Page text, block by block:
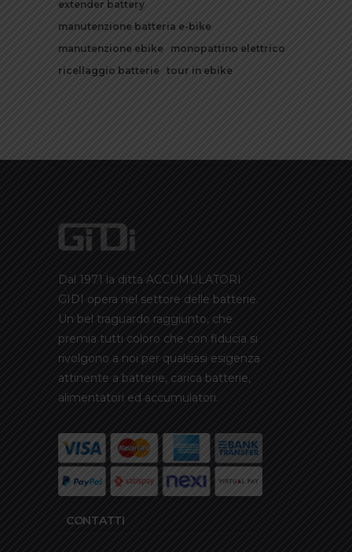
extender battery
manutenzione batteria e-bike
manutenzione ebike
monopattino elettrico
ricellaggio batterie tour in ebike
Dal 1971 la ditta ACCUMULATORI
GIDI opera nel settore delle batterie.
Un bel traguardo raggiunto, che
premia tutti coloro che con fiducia si
rivolgono a noi per qualsiasi esigenza
attinente a batterie, carica batterie,
alimentatori ed accumulatori.
CONTATTI